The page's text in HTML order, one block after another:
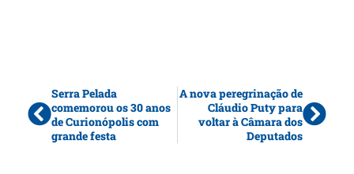
Serra Pelada
comemorou os 30 anos
de Curionópolis com
grande festa
A nova peregrinação de
Cláudio Puty para
voltar à Câmara dos
Deputados